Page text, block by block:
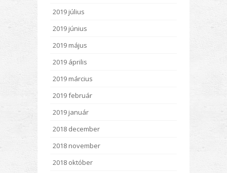
2019 július
2019 június
2019 május
2019 április
2019 március
2019 február
2019 január
2018 december
2018 november
2018 október